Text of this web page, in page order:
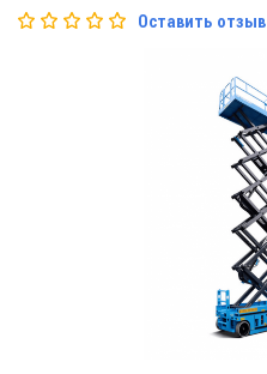
Оставить отзыв